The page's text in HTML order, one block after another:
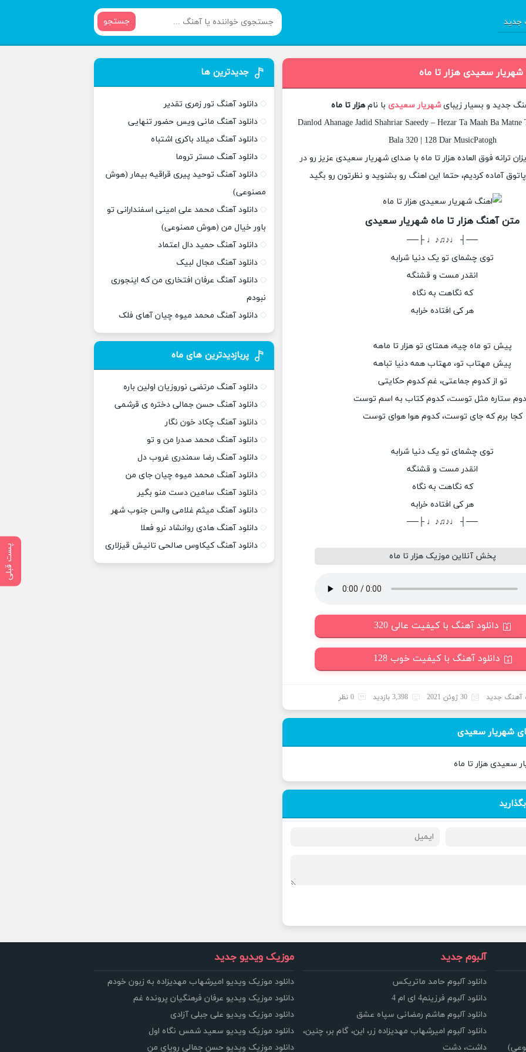
جدید جستجو
پست قبلی
شهریار سعیدی هزار تا ماه
جدید و بسیار زیبایشهریار سعیدی با نامهزار تا ماه
Danlod Ahanage Jadid Shahriar Saeedy – Hezar Ta Maah Ba Matne
Bala 320 | 128 Dar MusicPatogh
ترانه فوق العاده هزار تا ماه با صدای شهریار سعیدی عزیز رو در
آماده کردیم، حتما این اهنگ رو بشنوید و نظرتون رو بگید
متن آهنگ هزار تا ماه شهریار سعیدی
──┤ ♩♪♫♪♩ ├──
توی چشمای تو یک دنیا شرابه
انقدر مست و قشنگه
که نگاهت به نگاه
هر کی افتاده خرابه
پیش تو ماه چیه، همتای تو هزار تا ماهه
پیش مهتاب تو، مهتاب همه دنیا تباهه
تو از کدوم جماعتی، غم کدوم حکایتی
ستاره مثل توست، کدوم کتاب به اسم توست
کجا برم که جای توست، کدوم هوا هوای توست
توی چشمای تو یک دنیا شرابه
انقدر مست و قشنگه
که نگاهت به نگاه
هر کی افتاده خرابه
──┤ ♩♪♫♪♩ ├──
پخش آنلاین موزیک هزار تا ماه
دانلود آهنگ با کیفیت عالی 320
دانلود آهنگ با کیفیت خوب 128
آهنگ جدید 30 ژوئن 2021 3,398 بازدید 0 نظر
شهریار سعیدی
سعیدی هزار تا ماه
جدیدترین ها
دانلود آهنگ تور زمری تقدیر
دانلود آهنگ مانی ویس حضور تنهایی
دانلود آهنگ میلاد باکری اشتباه
دانلود آهنگ مستر تروما
دانلود آهنگ توحید پیری قراقیه بیمار (هوش
مصنوعی)
دانلود آهنگ محمد علی امینی اسفندارانی تو
باور خیال من (هوش مصنوعی)
دانلود آهنگ حمید دال اعتماد
دانلود آهنگ مجال لبیک
دانلود آهنگ عرفان افتخاری من که اینجوری
نبودم
دانلود آهنگ محمد میوه چیان آهای فلک
پربازدیدترین های ماه
دانلود آهنگ مرتضی نوروزیان اولین باره
دانلود آهنگ حسن جمالی دختره ی قرشمی
دانلود آهنگ چکاد خون نگار
دانلود آهنگ محمد صدرا من و تو
دانلود آهنگ رضا سمندری غروب دل
دانلود آهنگ محمد میوه چیان جای من
دانلود آهنگ سامین دست منو بگیر
دانلود آهنگ میثم غلامی والس جنوب شهر
دانلود آهنگ هادی روانشاد نرو فعلا
دانلود آهنگ کیکاوس صالحی تانیش قیزلاری
آلبوم جدید
دانلود آلبوم حامد ماتریکس
دانلود آلبوم فرزینم4 ای ام 4
دانلود آلبوم هاشم رمضانی سپاه عشق
دانلود آلبوم امیرشهاب مهدیزاده زر، این، گام بر، چنین،
داشت، دشت
موزیک ویدیو جدید
دانلود موزیک ویدیو امیرشهاب مهدیزاده به زبون خودم
دانلود موزیک ویدیو عرفان فرهنگیان پرونده غم
دانلود موزیک ویدیو علی جبلی آزادی
دانلود موزیک ویدیو سعید شمس نگاه اول
دانلود موزیک ویدیو حسن جمالی رویای من